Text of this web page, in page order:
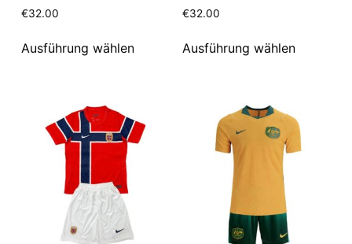
€32.00
Ausführung wählen
€32.00
Ausführung wählen